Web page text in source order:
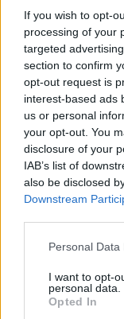
If you wish to opt-
processing of your
targeted
section to confirm
opt-out request is
interest-based ads
us or personal
your opt-out. You
disclosure of your
IAB’s list of
also be disclosed
Downstream
Please note that
not limited to your
grant or deny
use your data for
Personal
I want to opt-
personal data.
Opted In
James Gunn
| 2025.07.21 12:31
A rendező nem
klasszikus RPG-ket